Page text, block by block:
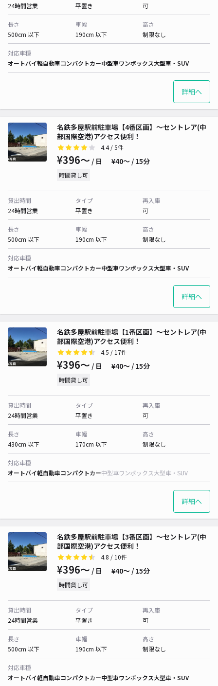
24時間営業
平置き
可
長さ
500cm 以下
車幅
190cm 以下
高さ
制限なし
対応車種
オートバイ軽自動車コンパクトカー中型車ワンボックス大型車・SUV
詳細へ
名鉄多屋駅前駐車場【4番区画】～セントレア(中
部国際空港)アクセス便利！
4.4/ 5件
¥396〜 / 日 ¥40〜 / 15分
時間貸し可
貸出時間
24時間営業
タイプ
平置き
再入庫
可
長さ
500cm 以下
車幅
190cm 以下
高さ
制限なし
対応車種
オートバイ軽自動車コンパクトカー中型車ワンボックス大型車・SUV
詳細へ
名鉄多屋駅前駐車場【1番区画】～セントレア(中
部国際空港)アクセス便利！
4.5 / 17件
¥396〜 / 日 ¥40〜 / 15分
時間貸し可
貸出時間
24時間営業
タイプ
平置き
再入庫
可
長さ
430cm 以下
車幅
170cm 以下
高さ
制限なし
対応車種
オートバイ軽自動車コンパクトカー中型車ワンボックス大型車・SUV
詳細へ
名鉄多屋駅前駐車場【3番区画】～セントレア(中
部国際空港)アクセス便利！
4.8 / 10件
¥396〜 / 日 ¥40〜 / 15分
時間貸し可
貸出時間
24時間営業
タイプ
平置き
再入庫
可
長さ
500cm 以下
車幅
190cm 以下
高さ
制限なし
対応車種
オートバイ軽自動車コンパクトカー中型車ワンボックス大型車・SUV